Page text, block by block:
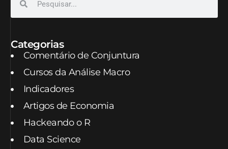
Categorias
Comentário de Conjuntura
Cursos da Análise Macro
Indicadores
Artigos de Economia
Hackeando o R
Data Science